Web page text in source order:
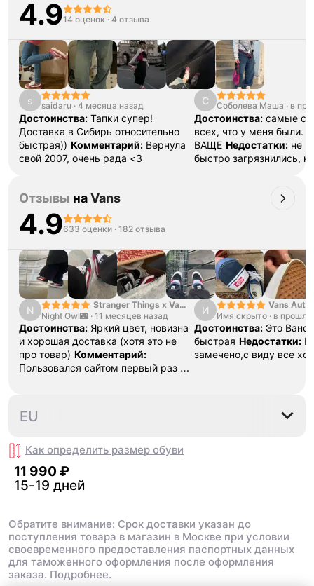
4.914 оценок · 4 отзыва
s saidaru · 4 месяца назад
Достоинства: Тапки супер!
Доставка в Сибирь относительно
быстрая)) Комментарий: Вернула
свой 2007, очень рада <3
С Соболева Маша · в
Достоинства: самые
всех, что у меня были.
ВАЩЕ Недостатки: не
быстро загрязнились,
Отзывы наVans
4.9633 оценки · 182 отзыва
N
Stranger Things x Vans
SK8 Reissue
Night Owl🌃 · 11 месяцев назад
Достоинства: Яркий цвет, новизна
и хорошая доставка (хотя это не
про товар) Комментарий:
Пользовался сайтом первый раз и
И
Vans
Moon Blue
Имя скрыто · в
Достоинства: Это
быстрая Недостатки:
замечено,с виду все
37
EU
Как определить размер обуви
11 990 ₽
15-19 дней
Обратите внимание: Срок доставки указан до
поступления товара в магазин в Москве при условии
своевременного предоставления паспортных данных
для таможенного оформления после оформления
заказа. Подробнее.